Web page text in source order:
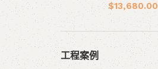
$13,680.00
工程案例